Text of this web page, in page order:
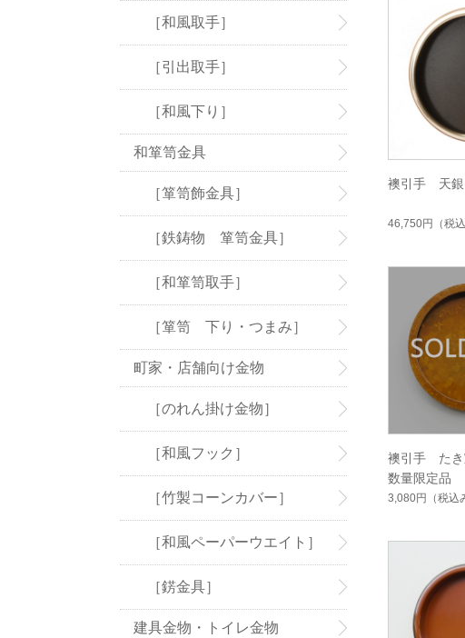
襖引手 天銀
46,750円 （税
襖引手 た
数量限定品
3,080円 （税込
［和風取手］
［引出取手］
［和風下り］
和箪笥金具
［箪笥飾金具］
［鉄鋳物 箪笥金具］
［和箪笥取手］
［箪笥 下り・つまみ］
町家・店舗向け金物
［のれん掛け金物］
［和風フック］
［竹製コーンカバー］
［和風ペーパーウエイト］
［錺金具］
建具金物・トイレ金物